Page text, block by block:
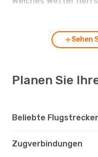
Sehen
Planen Sie
Beliebte
Zugverbindungen